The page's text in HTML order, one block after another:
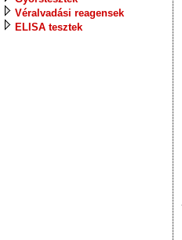
Véralvadási reagensek
ELISA tesztek